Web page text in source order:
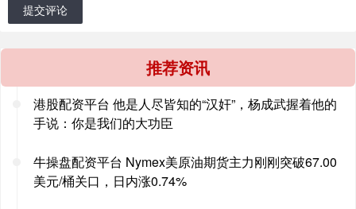
提交评论
推荐资讯
港股配资平台 他是人尽皆知的“汉奸”，杨成武握着他的
手说：你是我们的大功臣
牛操盘配资平台 Nymex美原油期货主力刚刚突破67.00
美元/桶关口，日内涨0.74%